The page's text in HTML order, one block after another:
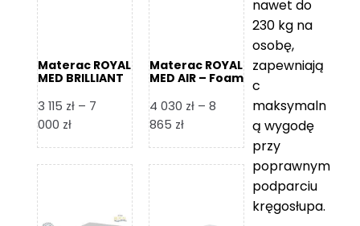
Materac ROYAL
MED BRILLIANT
3 115 zł – 7
000 złZakres
od
Materac ROYAL
MED AIR – Foam
4 030 zł – 8
865 złZakres
od
nawet do
230 kg na
osobę,
zapewniają
c
maksymaln
ą wygodę
przy
poprawnym
podparciu
kręgosłupa.